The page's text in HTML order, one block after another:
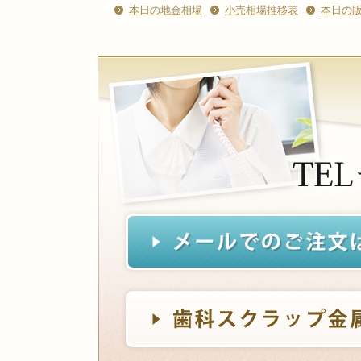
本日の地金相場 小売相場推移表 本日の